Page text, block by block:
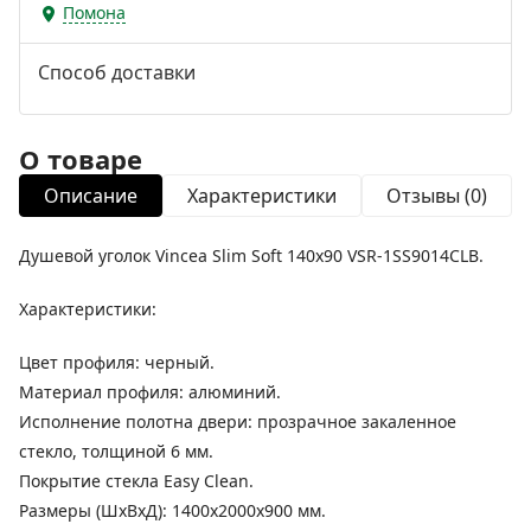
Помона
Способ доставки
О товаре
Описание Характеристики Отзывы (0)
Душевой уголок Vincea Slim Soft 140x90 VSR-1SS9014CLB.
Характеристики:
Цвет профиля: черный.
Материал профиля: алюминий.
Исполнение полотна двери: прозрачное закаленное
стекло, толщиной 6 мм.
Покрытие стекла Easy Clean.
Размеры (ШхВхД): 1400х2000х900 мм.